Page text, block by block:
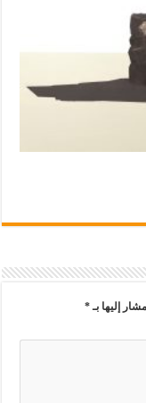
إليها بـ*